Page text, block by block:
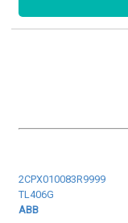
2CPX010083R9999
TL406G
ABB